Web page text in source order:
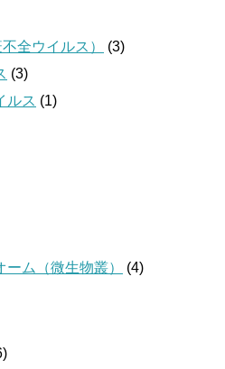
全ウイルス）
(3)
(3)
ルス (1)
ム（微生物叢）
(4)